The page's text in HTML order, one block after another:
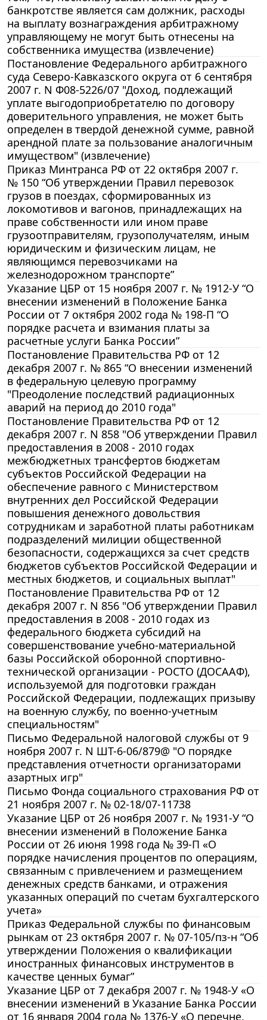
банкротстве является сам должник, расходы
на выплату вознаграждения арбитражному
управляющему не могут быть отнесены на
собственника имущества (извлечение)
Постановление Федерального арбитражного
суда Северо-Кавказского округа от 6 сентября
2007 г. N Ф08-5226/07 "Доход, подлежащий
уплате выгодоприобретателю по договору
доверительного управления, не может быть
определен в твердой денежной сумме, равной
арендной плате за пользование аналогичным
имуществом" (извлечение)
Приказ Минтранса РФ от 22 октября 2007 г.
№ 150 “Об утверждении Правил перевозок
грузов в поездах, сформированных из
локомотивов и вагонов, принадлежащих на
праве собственности или ином праве
грузоотправителям, грузополучателям, иным
юридическим и физическим лицам, не
являющимся перевозчиками на
железнодорожном транспорте”
Указание ЦБР от 15 ноября 2007 г. № 1912-У “О
внесении изменений в Положение Банка
России от 7 октября 2002 года № 198-П “О
порядке расчета и взимания платы за
расчетные услуги Банка России”
Постановление Правительства РФ от 12
декабря 2007 г. № 865 “О внесении изменений
в федеральную целевую программу
"Преодоление последствий радиационных
аварий на период до 2010 года"
Постановление Правительства РФ от 12
декабря 2007 г. N 858 "Об утверждении Правил
предоставления в 2008 - 2010 годах
межбюджетных трансфертов бюджетам
субъектов Российской Федерации на
обеспечение равного с Министерством
внутренних дел Российской Федерации
повышения денежного довольствия
сотрудникам и заработной платы работникам
подразделений милиции общественной
безопасности, содержащихся за счет средств
бюджетов субъектов Российской Федерации и
местных бюджетов, и социальных выплат"
Постановление Правительства РФ от 12
декабря 2007 г. N 856 "Об утверждении Правил
предоставления в 2008 - 2010 годах из
федерального бюджета субсидий на
совершенствование учебно-материальной
базы Российской оборонной спортивно-
технической организации - РОСТО (ДОСААФ),
используемой для подготовки граждан
Российской Федерации, подлежащих призыву
на военную службу, по военно-учетным
специальностям"
Письмо Федеральной налоговой службы от 9
ноября 2007 г. N ШТ-6-06/879@ "О порядке
представления отчетности организаторами
азартных игр"
Письмо Фонда социального страхования РФ от
21 ноября 2007 г. № 02-18/07-11738
Указание ЦБР от 26 ноября 2007 г. № 1931-У “О
внесении изменений в Положение Банка
России от 26 июня 1998 года № 39-П «О
порядке начисления процентов по операциям,
связанным с привлечением и размещением
денежных средств банками, и отражения
указанных операций по счетам бухгалтерского
учета»
Приказ Федеральной службы по финансовым
рынкам от 23 октября 2007 г. № 07-105/пз-н “Об
утверждении Положения о квалификации
иностранных финансовых инструментов в
качестве ценных бумаг”
Указание ЦБР от 7 декабря 2007 г. № 1948-У «О
внесении изменений в Указание Банка России
от 16 января 2004 года № 1376-У «О перечне,